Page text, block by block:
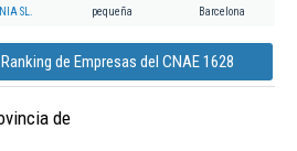
SL. pequeña Barcelona
de Empresas del CNAE 1628
de